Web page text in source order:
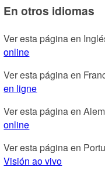
En otros idiomas
Ver esta página en
online
Ver esta página en
en ligne
Ver esta página en
online
Ver esta página en
Visión ao vivo